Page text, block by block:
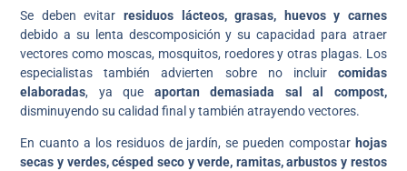
Se deben evitar residuos lácteos, grasas, huevos y carnes
debido a su lenta descomposición y su capacidad para atraer
vectores como moscas, mosquitos, roedores y otras plagas. Los
especialistas también advierten sobre no incluir comidas
elaboradas, ya que aportan demasiada sal al compost,
disminuyendo su calidad final y también atrayendo vectores.
En cuanto a los residuos de jardín, se pueden compostar hojas
secas y verdes, césped seco y verde, ramitas, arbustos y restos